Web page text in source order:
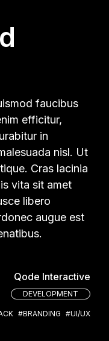
faucibus
efficitur,
in
nisl. Ut
Cras lacinia
vita sit amet
libero
augue est
Qode Interactive
DEVELOPMENT
#BRANDING #UI/UX